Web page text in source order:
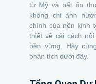
từ Mỹ và bất ổn
không chỉ ảnh
chính của nền kinh
thiết về cải cách
bền vững. Hãy
phân tích dưới đây.